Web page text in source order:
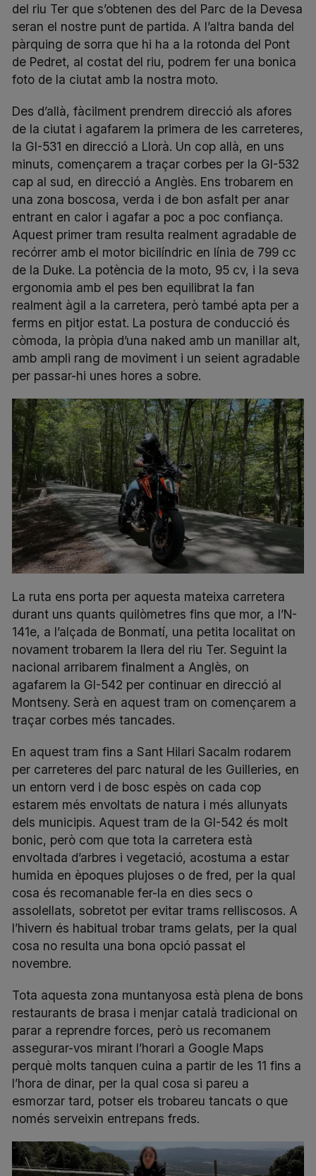
del riu Ter que s’obtenen des del Parc de la Devesa
seran el nostre punt de partida. A l’altra banda del
pàrquing de sorra que hi ha a la rotonda del Pont
de Pedret, al costat del riu, podrem fer una bonica
foto de la ciutat amb la nostra moto.
Des d’allà, fàcilment prendrem direcció als afores
de la ciutat i agafarem la primera de les carreteres,
la GI-531 en direcció a Llorà. Un cop allà, en uns
minuts, començarem a traçar corbes per la GI-532
cap al sud, en direcció a Anglès. Ens trobarem en
una zona boscosa, verda i de bon asfalt per anar
entrant en calor i agafar a poc a poc confiança.
Aquest primer tram resulta realment agradable de
recórrer amb el motor bicilíndric en línia de 799 cc
de la Duke. La potència de la moto, 95 cv, i la seva
ergonomia amb el pes ben equilibrat la fan
realment àgil a la carretera, però també apta per a
ferms en pitjor estat. La postura de conducció és
còmoda, la pròpia d’una naked amb un manillar alt,
amb ampli rang de moviment i un seient agradable
per passar-hi unes hores a sobre.
La ruta ens porta per aquesta mateixa carretera
durant uns quants quilòmetres fins que mor, a l’N-
141e, a l’alçada de Bonmatí, una petita localitat on
novament trobarem la llera del riu Ter. Seguint la
nacional arribarem finalment a Anglès, on
agafarem la GI-542 per continuar en direcció al
Montseny. Serà en aquest tram on començarem a
traçar corbes més tancades.
En aquest tram fins a Sant Hilari Sacalm rodarem
per carreteres del parc natural de les Guilleries, en
un entorn verd i de bosc espès on cada cop
estarem més envoltats de natura i més allunyats
dels municipis. Aquest tram de la GI-542 és molt
bonic, però com que tota la carretera està
envoltada d’arbres i vegetació, acostuma a estar
humida en èpoques plujoses o de fred, per la qual
cosa és recomanable fer-la en dies secs o
assolellats, sobretot per evitar trams relliscosos. A
l’hivern és habitual trobar trams gelats, per la qual
cosa no resulta una bona opció passat el
novembre.
Tota aquesta zona muntanyosa està plena de bons
restaurants de brasa i menjar català tradicional on
parar a reprendre forces, però us recomanem
assegurar-vos mirant l’horari a Google Maps
perquè molts tanquen cuina a partir de les 11 fins a
l’hora de dinar, per la qual cosa si pareu a
esmorzar tard, potser els trobareu tancats o que
només serveixin entrepans freds.